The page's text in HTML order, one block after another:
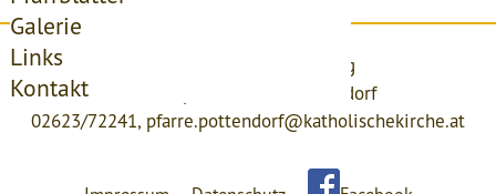
Galerie
Links
Kontakt
Pfarre Pottendorf-Landegg
Kirchenplatz 4, 2486 Pottendorf
02623/72241, pfarre.pottendorf@katholischekirche.at